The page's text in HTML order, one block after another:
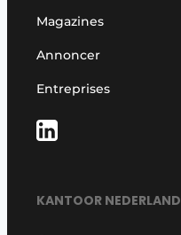
Magazines
Annoncer
Entreprises
KANTOOR NEDERLAND